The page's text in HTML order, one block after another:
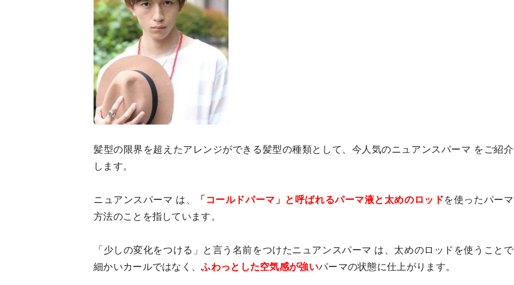
髪型の限界を超えたアレンジができる髪型の種類として、今人気のニュアンスパーマ をご紹介
します。
ニュアンスパーマ は、 「コールドパーマ」と呼ばれるパーマ液と太めのロッドを使ったパーマ
方法のことを指しています。
「少しの変化をつける」と言う名前をつけたニュアンスパーマ は、太めのロッドを使うことで
細かいカールではなく、ふわっとした空気感が強いパーマの状態に仕上がります。